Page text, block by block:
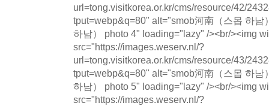
url=tong.visitkorea.or.kr/cms/resource/42/
tput=webp&q=80" alt="smob河南（스몹 하
하남） photo 4" loading="lazy" /><br/><img
src="https://images.weserv.nl/?
url=tong.visitkorea.or.kr/cms/resource/43/
tput=webp&q=80" alt="smob河南（스몹 하
하남） photo 5" loading="lazy" /><br/><img
src="https://images.weserv.nl/?